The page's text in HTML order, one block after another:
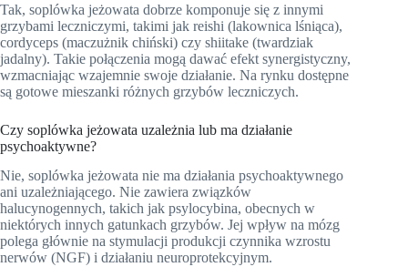
Tak, soplówka jeżowata dobrze komponuje się z innymi
grzybami leczniczymi, takimi jak reishi (lakownica lśniąca),
cordyceps (maczużnik chiński) czy shiitake (twardziak
jadalny). Takie połączenia mogą dawać efekt synergistyczny,
wzmacniając wzajemnie swoje działanie. Na rynku dostępne
są gotowe mieszanki różnych grzybów leczniczych.
Czy soplówka jeżowata uzależnia lub ma działanie
psychoaktywne?
Nie, soplówka jeżowata nie ma działania psychoaktywnego
ani uzależniającego. Nie zawiera związków
halucynogennych, takich jak psylocybina, obecnych w
niektórych innych gatunkach grzybów. Jej wpływ na mózg
polega głównie na stymulacji produkcji czynnika wzrostu
nerwów (NGF) i działaniu neuroprotekcyjnym.